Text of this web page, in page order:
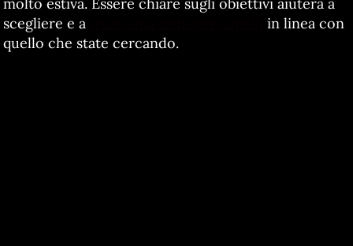
scegliere e a
in linea con
quello che state cercando.